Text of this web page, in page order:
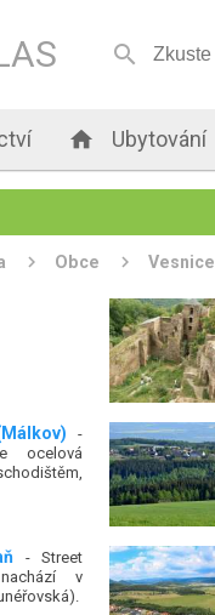

 Ubytování
Obce Vesnice
-
ocelová
- Street
v